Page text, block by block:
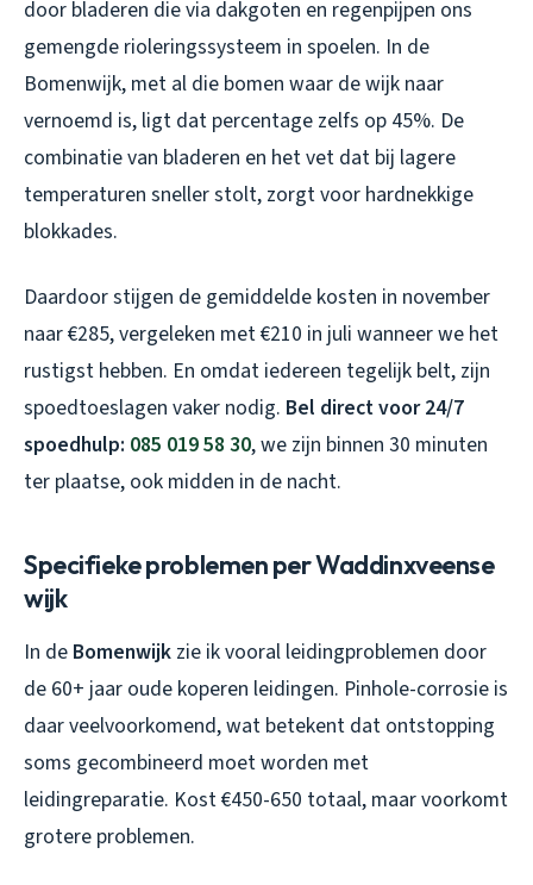
door bladeren die via dakgoten en regenpijpen ons
gemengde rioleringssysteem in spoelen. In de
Bomenwijk, met al die bomen waar de wijk naar
vernoemd is, ligt dat percentage zelfs op 45%. De
combinatie van bladeren en het vet dat bij lagere
temperaturen sneller stolt, zorgt voor hardnekkige
blokkades.
Daardoor stijgen de gemiddelde kosten in november
naar €285, vergeleken met €210 in juli wanneer we het
rustigst hebben. En omdat iedereen tegelijk belt, zijn
spoedtoeslagen vaker nodig. Bel direct voor 24/7
spoedhulp: 085 019 58 30, we zijn binnen 30 minuten
ter plaatse, ook midden in de nacht.
Specifieke problemen per Waddinxveense
wijk
In de Bomenwijk zie ik vooral leidingproblemen door
de 60+ jaar oude koperen leidingen. Pinhole-corrosie is
daar veelvoorkomend, wat betekent dat ontstopping
soms gecombineerd moet worden met
leidingreparatie. Kost €450-650 totaal, maar voorkomt
grotere problemen.